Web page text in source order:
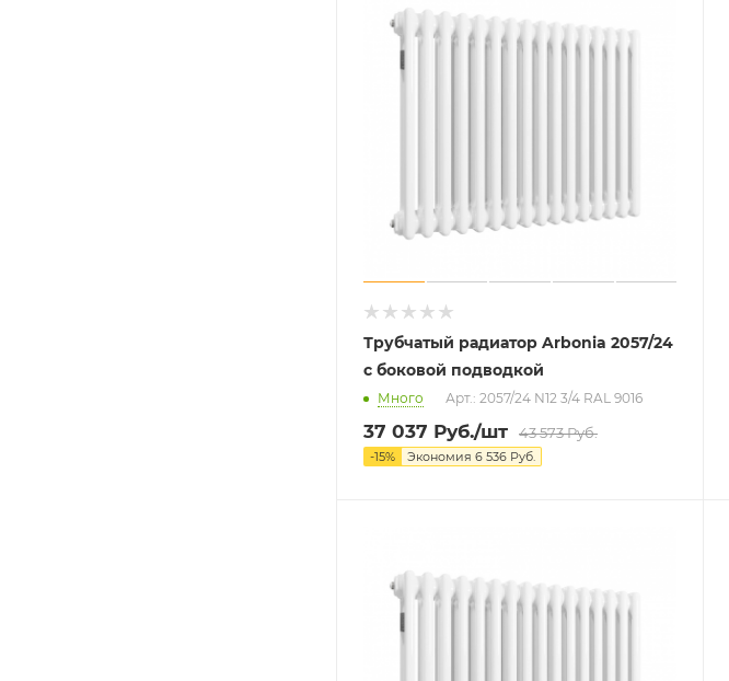
Трубчатый радиатор Arbonia 2057/24
с боковой подводкой
Много Арт.: 2057/24 N12 3/4 RAL 9016
37 037 Руб./шт 43 573Руб.
-15% Экономия 6 536 Руб.